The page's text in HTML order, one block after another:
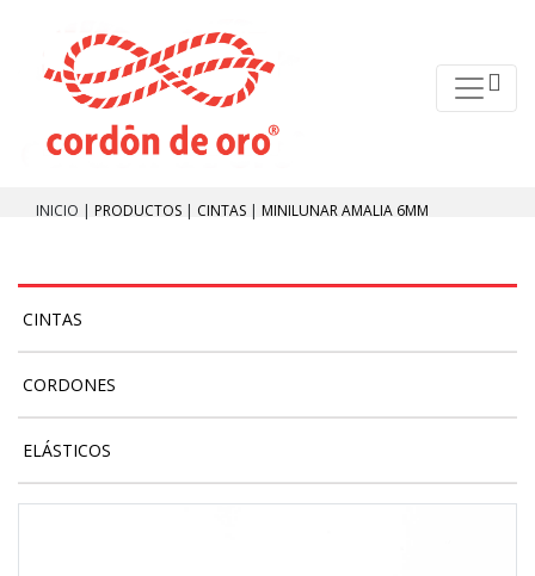
INICIO | PRODUCTOS | CINTAS | MINILUNAR AMALIA 6MM
CINTAS
CORDONES
ELÁSTICOS